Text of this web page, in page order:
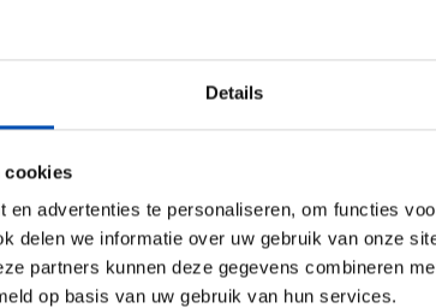
Details
cookies
en advertenties te personaliseren, om functies
delen we informatie over uw gebruik van onze
partners kunnen deze gegevens combineren
op basis van uw gebruik van hun services.
van monoclonale antilichamen met name
Daarvoor was ze directeur van de
park is onder haar leiding begonnen aan
tot het grootste en toonaangevende
was ze ook de eerste directeur van het
op het stimuleren van ondernemerschap
linkedin.com/in/nettiebuitelaar